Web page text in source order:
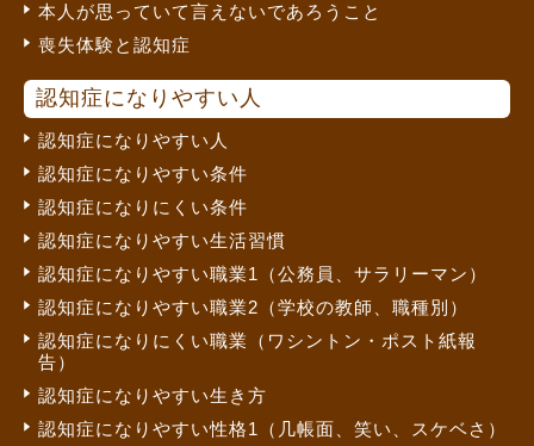
本人が思っていて言えないであろうこと
喪失体験と認知症
認知症になりやすい人
認知症になりやすい人
認知症になりやすい条件
認知症になりにくい条件
認知症になりやすい生活習慣
認知症になりやすい職業1（公務員、サラリーマン）
認知症になりやすい職業2（学校の教師、職種別）
認知症になりにくい職業（ワシントン・ポスト紙報
告）
認知症になりやすい生き方
認知症になりやすい性格1（几帳面、笑い、スケベさ）